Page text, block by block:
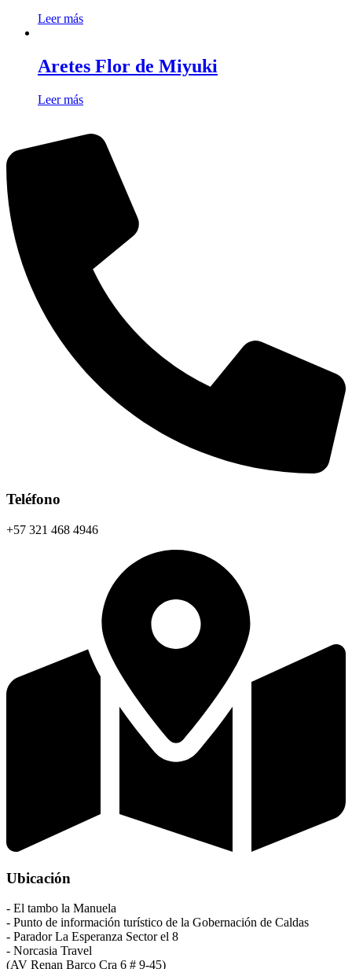
Leer más
Aretes Flor de Miyuki
Leer más
Teléfono
+57 321 468 4946
Ubicación
- El tambo la Manuela
- Punto de información turístico de la Gobernación de Caldas
- Parador La Esperanza Sector el 8
- Norcasia Travel
(AV Renan Barco Cra 6 # 9-45)